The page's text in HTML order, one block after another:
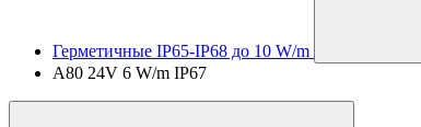
Герметичные IP65-IP68 до 10 W/m
A80 24V 6 W/m IP67